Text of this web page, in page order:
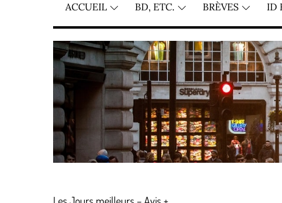
ACCUEIL BD, ETC. BRÈVES ID